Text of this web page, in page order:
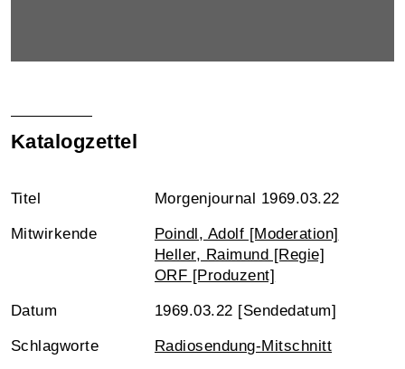
Katalogzettel
Titel Morgenjournal 1969.03.22
Mitwirkende
Poindl, Adolf [Moderation]
Heller, Raimund [Regie]
ORF [Produzent]
Datum 1969.03.22 [Sendedatum]
Schlagworte Radiosendung-Mitschnitt